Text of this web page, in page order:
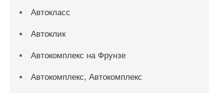
Автокласс
Автоклик
Автокомплекс на Фрунзе
Автокомплекс, Автокомплекс